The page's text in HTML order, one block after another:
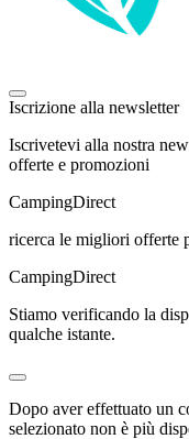
Iscrizione alla newsletter
Iscrivetevi alla nostra
offerte e promozioni
CampingDirect
ricerca le migliori offerte
CampingDirect
Stiamo verificando la
qualche istante.
Dopo aver effettuato un
selezionato non è più